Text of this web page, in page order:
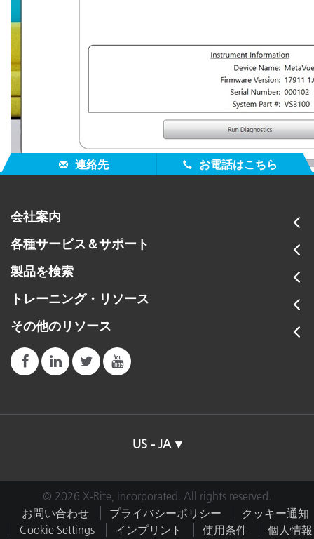
連絡先 お電話はこちら
会社案内
各種サービス＆サポート
製品を検索
トレーニング・リソース
その他のリソース
US - JA
© 2026 X-Rite, Incorporated. All rights reserved.
お問い合わせ
プライバシーポリシー
クッキー通知
Cookie Settings
インプリント 使用条件
個人情報